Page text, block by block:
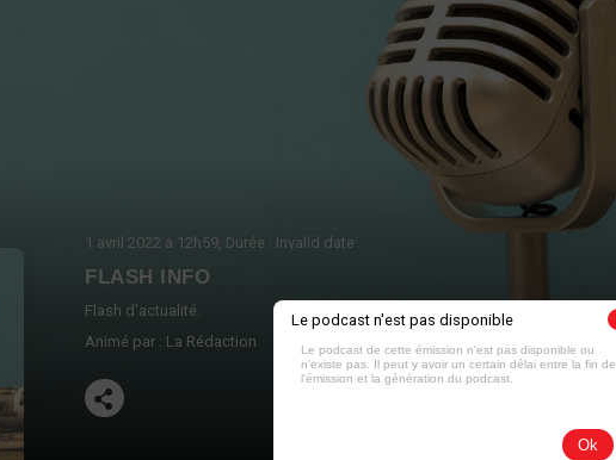
1 avril 2022 à 12h59, Durée : Invalid date
FLASH INFO
Flash d'actualité.
Animé par : La Rédaction
Le podcast n'est pas disponible
Le podcast de cette émission n'est pas disponible ou
n'existe pas. Il peut y avoir un certain délai entre la fin de
l'émission et la génération du podcast.
Ok